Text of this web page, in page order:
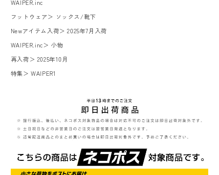
WAIPER.inc
フットウェア＞ ソックス/靴下
Newアイテム入荷＞2025年7月入荷
WAIPER.inc＞ 小物
再入荷＞ 2025年10月
特集＞WAIPER1